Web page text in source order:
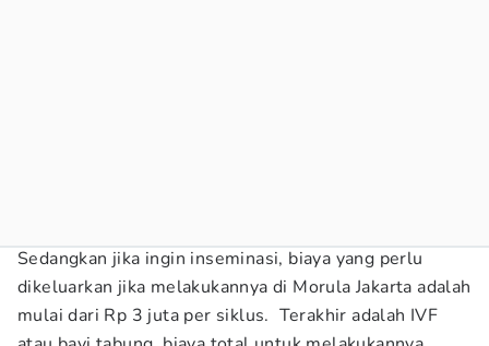
Sedangkan jika ingin inseminasi, biaya yang perlu
dikeluarkan jika melakukannya di Morula Jakarta adalah
mulai dari Rp 3 juta per siklus. Terakhir adalah IVF